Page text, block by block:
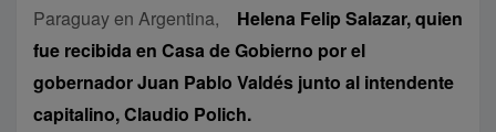
Paraguay en Argentina,
Helena Felip Salazar, quien
fue recibida en Casa de Gobierno por el
gobernador Juan Pablo Valdés junto al intendente
capitalino, Claudio Polich.